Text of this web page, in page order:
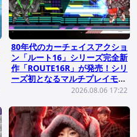
80年代のカーチェイスアクショ
ン「ルート16」シリーズ完全新
作「ROUTE16R」が発売！シリ
ーズ初となるマルチプレイモー
2026.08.06 17:22